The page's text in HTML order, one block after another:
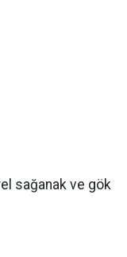
sağanak ve gök